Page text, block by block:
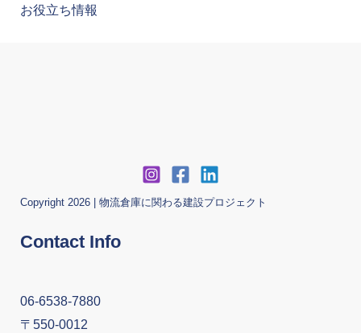
お役立ち情報
Copyright 2026 | 物流倉庫に関わる建設プロジェクト
Contact Info
06-6538-7880
〒550-0012